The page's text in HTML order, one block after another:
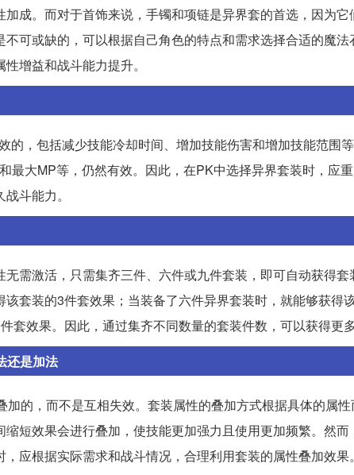
成。而对于首饰来说，手镯和项链是异界套的首选，因为
可或缺的，可以根据自己角色的特点和需求选择合适的魔
增益和战斗能力提升。
的，包括减少技能冷却时间、增加技能伤害和增加技能范围
最大MP等，仍然有效。因此，在PK中选择异界套装时，应
斗能力。
需激活，只需集齐三件、六件或九件套装，即可自动获得
套装的3件套效果；当装备了六件异界套装时，就能够获得
套效果。因此，通过集齐不同数量的套装件数，可以获得更
还是加法
的，而不是互相失效。套装属性的叠加方式根据具体的属
短效果会进行叠加，使技能更加强力且使用更加频繁。然
应根据实际需求和战斗情况，合理利用套装的属性叠加效果。